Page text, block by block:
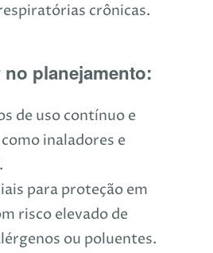
crônicas.
planejamento:
de uso contínuo e
inaladores e
para proteção em
risco elevado de
ou poluentes.